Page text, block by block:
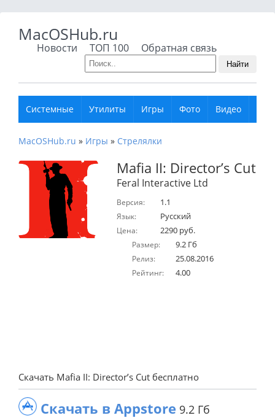
MacOSHub.ru
Новости ТОП 100 Обратная связь
Найти
Системные Утилиты Игры Фото Видео
MacOSHub.ru » Игры » Стрелялки
Mafia II: Director’s Cut
Feral Interactive Ltd
Версия: 1.1
Язык: Русский
Цена: 2290 руб.
Размер: 9.2 Гб
Релиз: 25.08.2016
Рейтинг: 4.00
Скачать Mafia II: Director’s Cut бесплатно
Скачать в Appstore 9.2 Гб